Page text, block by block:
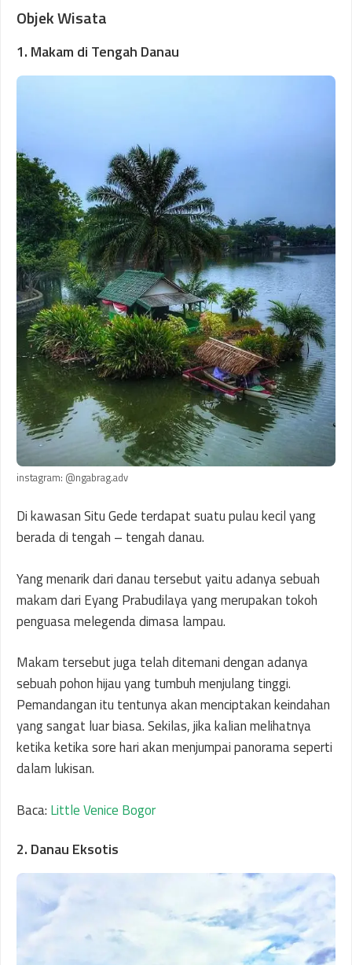
Objek Wisata
1. Makam di Tengah Danau
instagram: @ngabrag.adv
Di kawasan Situ Gede terdapat suatu pulau kecil yang
berada di tengah – tengah danau.
Yang menarik dari danau tersebut yaitu adanya sebuah
makam dari Eyang Prabudilaya yang merupakan tokoh
penguasa melegenda dimasa lampau.
Makam tersebut juga telah ditemani dengan adanya
sebuah pohon hijau yang tumbuh menjulang tinggi.
Pemandangan itu tentunya akan menciptakan keindahan
yang sangat luar biasa. Sekilas, jika kalian melihatnya
ketika ketika sore hari akan menjumpai panorama seperti
dalam lukisan.
Baca: Little Venice Bogor
2. Danau Eksotis